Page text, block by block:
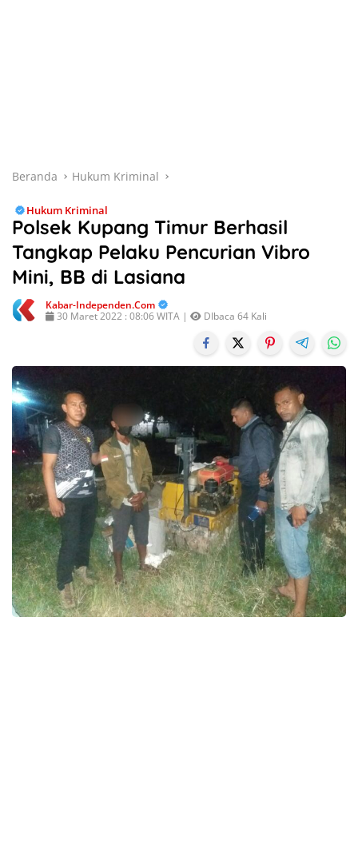
Beranda Hukum Kriminal
Hukum Kriminal
Polsek Kupang Timur Berhasil
Tangkap Pelaku Pencurian Vibro
Mini, BB di Lasiana
Kabar-Independen.com
30 Maret 2022 : 08:06 WITA |
DIbaca 64 Kali